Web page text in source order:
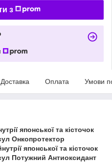
з
Доставка Оплата Умови
японської та кісточок
Онкопротектор
японської та кісточок
Потужний Антиоксидант